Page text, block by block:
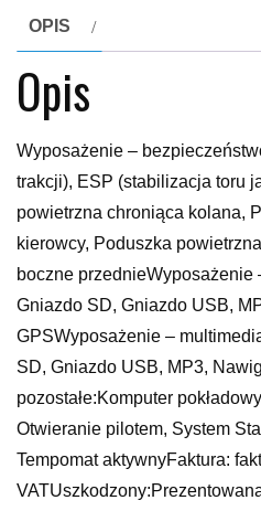
OPIS
Opis
Wyposażenie –
trakcji), ESP (stabilizacja toru
powietrzna chroniąca kolana,
kierowcy, Poduszka
boczne przednieWyposażenie
Gniazdo SD, Gniazdo USB,
GPSWyposażenie –
SD, Gniazdo USB, MP3,
pozostałe:Komputer
Otwieranie pilotem, System
Tempomat aktywnyFaktura: